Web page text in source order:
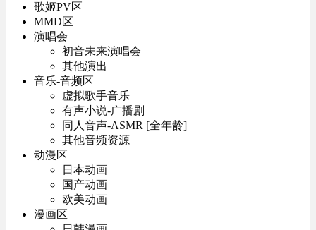
歌姬PV区
MMD区
演唱会
初音未来演唱会
其他演出
音乐-音频区
虚拟歌手音乐
有声小说-广播剧
同人音声-ASMR [全年龄]
其他音频资源
动漫区
日本动画
国产动画
欧美动画
漫画区